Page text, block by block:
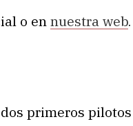
o en nuestra web.
primeros